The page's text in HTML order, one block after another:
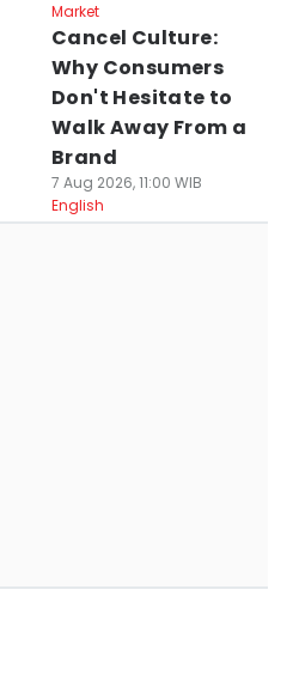
Market
Cancel Culture:
Why Consumers
Don't Hesitate to
Walk Away From a
Brand
7 Aug 2026, 11:00 WIB
English